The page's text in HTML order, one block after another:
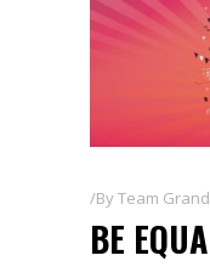
ByTeam
BE